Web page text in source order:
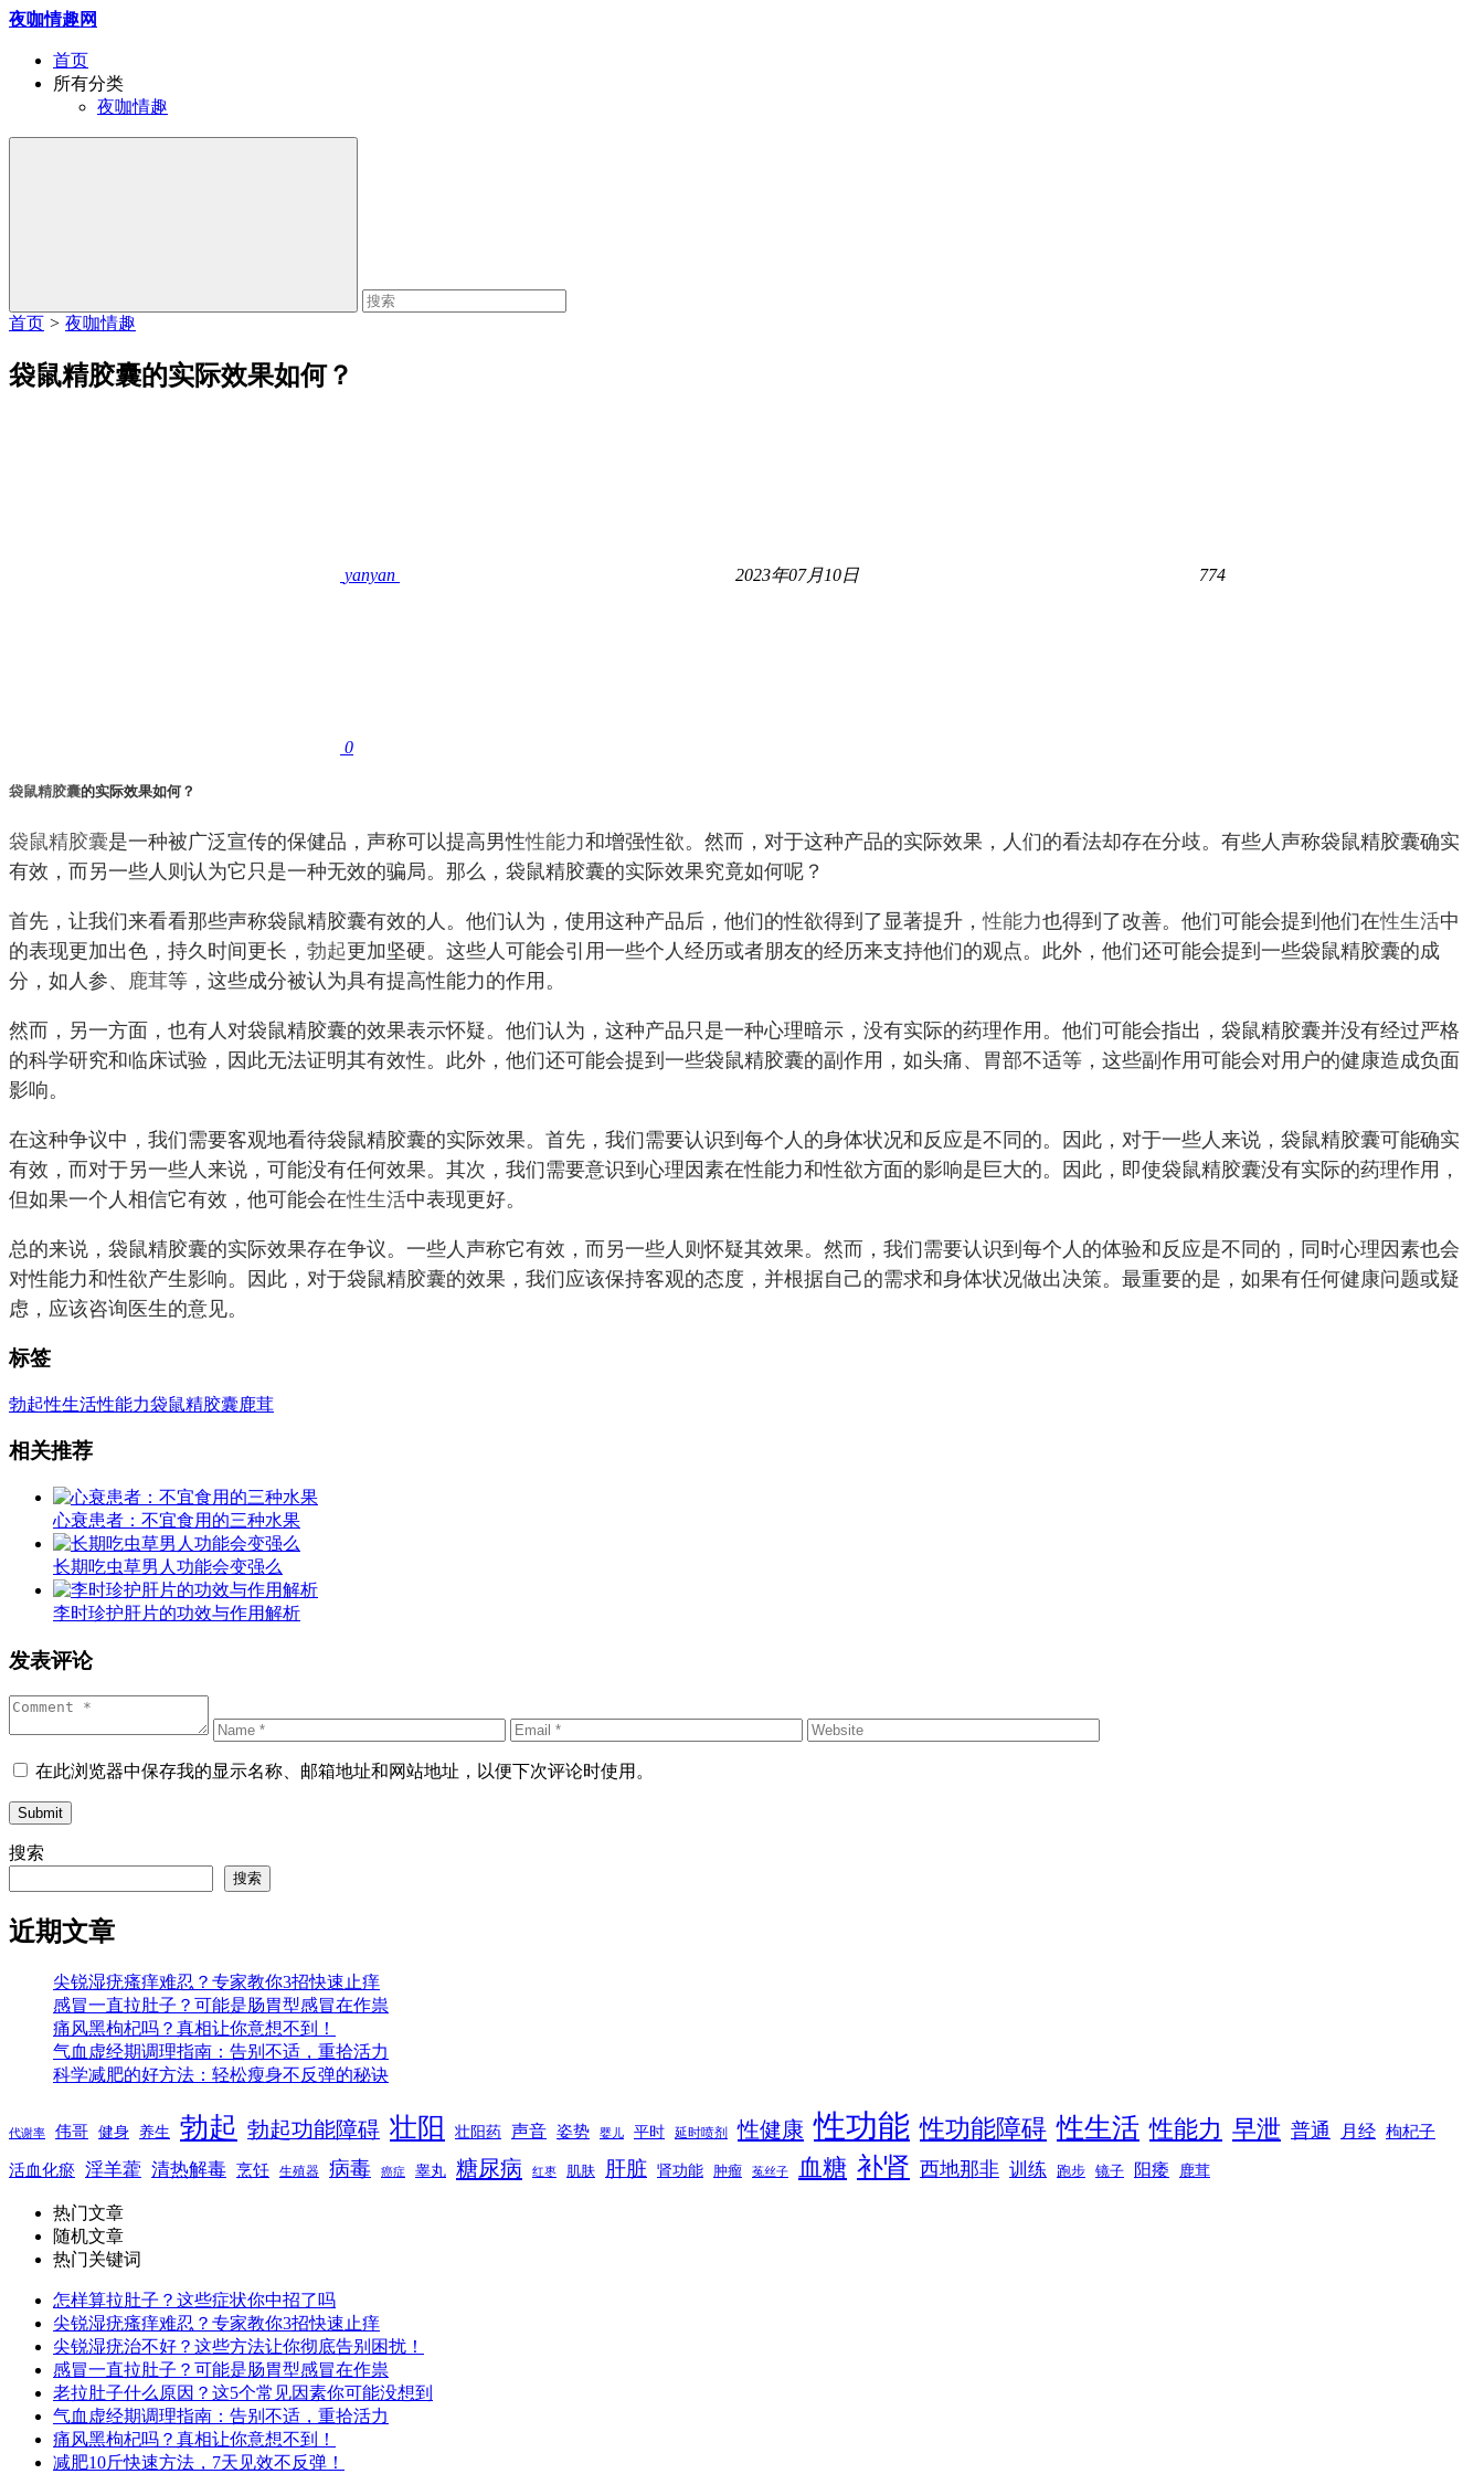
夜咖情趣网
首页
所有分类
夜咖情趣
首页 > 夜咖情趣
袋鼠精胶囊的实际效果如何？
yanyan 2023年07月10日 774
0
袋鼠精胶囊的实际效果如何？
袋鼠精胶囊是一种被广泛宣传的保健品，声称可以提高男性性能力和增强性欲。然而，对于这种产品的实际效果，人们的看法却存在分歧。有些人声称袋鼠精胶囊确实
有效，而另一些人则认为它只是一种无效的骗局。那么，袋鼠精胶囊的实际效果究竟如何呢？
首先，让我们来看看那些声称袋鼠精胶囊有效的人。他们认为，使用这种产品后，他们的性欲得到了显著提升，性能力也得到了改善。他们可能会提到他们在性生活中
的表现更加出色，持久时间更长， 勃起更加坚硬。这些人可能会引用一些个人经历或者朋友的经历来支持他们的观点。此外，他们还可能会提到一些袋鼠精胶囊的成
分，如人参、 鹿茸等，这些成分被认为具有提高性能力的作用。
然而，另一方面，也有人对袋鼠精胶囊的效果表示怀疑。他们认为，这种产品只是一种心理暗示，没有实际的药理作用。他们可能会指出，袋鼠精胶囊并没有经过严格
的科学研究和临床试验，因此无法证明其有效性。此外，他们还可能会提到一些袋鼠精胶囊的副作用，如头痛、胃部不适等，这些副作用可能会对用户的健康造成负面
影响。
在这种争议中，我们需要客观地看待袋鼠精胶囊的实际效果。首先，我们需要认识到每个人的身体状况和反应是不同的。因此，对于一些人来说，袋鼠精胶囊可能确实
有效，而对于另一些人来说，可能没有任何效果。其次，我们需要意识到心理因素在性能力和性欲方面的影响是巨大的。因此，即使袋鼠精胶囊没有实际的药理作用，
但如果一个人相信它有效，他可能会在性生活中表现更好。
总的来说，袋鼠精胶囊的实际效果存在争议。一些人声称它有效，而另一些人则怀疑其效果。然而，我们需要认识到每个人的体验和反应是不同的，同时心理因素也会
对性能力和性欲产生影响。因此，对于袋鼠精胶囊的效果，我们应该保持客观的态度，并根据自己的需求和身体状况做出决策。最重要的是，如果有任何健康问题或疑
虑，应该咨询医生的意见。
标签
勃起性生活性能力袋鼠精胶囊鹿茸
相关推荐
心衰患者：不宜食用的三种水果
长期吃虫草男人功能会变强么
李时珍护肝片的功效与作用解析
发表评论
在此浏览器中保存我的显示名称、邮箱地址和网站地址，以便下次评论时使用。
Submit
搜索
搜索
近期文章
尖锐湿疣瘙痒难忍？专家教你3招快速止痒
感冒一直拉肚子？可能是肠胃型感冒在作祟
痛风黑枸杞吗？真相让你意想不到！
气血虚经期调理指南：告别不适，重拾活力
科学减肥的好方法：轻松瘦身不反弹的秘诀
代谢率 伟哥 健身 养生 勃起 勃起功能障碍 壮阳 壮阳药 声音 姿势 婴儿 平时 延时喷剂 性健康 性功能 性功能障碍 性生活 性能力 早泄 普通 月经 枸杞子
活血化瘀 淫羊藿 清热解毒 烹饪 生殖器 病毒 癌症 睾丸 糖尿病 红枣 肌肤 肝脏 肾功能 肿瘤 菟丝子 血糖 补肾 西地那非 训练 跑步 镜子 阳痿 鹿茸
热门文章
随机文章
热门关键词
怎样算拉肚子？这些症状你中招了吗
尖锐湿疣瘙痒难忍？专家教你3招快速止痒
尖锐湿疣治不好？这些方法让你彻底告别困扰！
感冒一直拉肚子？可能是肠胃型感冒在作祟
老拉肚子什么原因？这5个常见因素你可能没想到
气血虚经期调理指南：告别不适，重拾活力
痛风黑枸杞吗？真相让你意想不到！
减肥10斤快速方法，7天见效不反弹！